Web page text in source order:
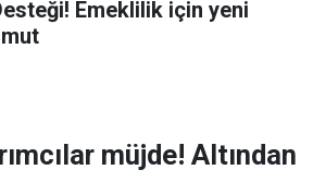
Emeklilik için yeni
müjde! Altından